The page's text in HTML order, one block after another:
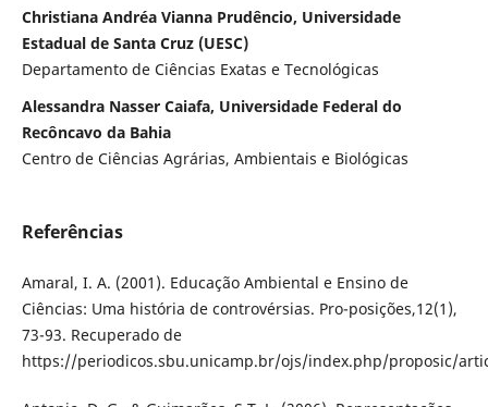
Christiana Andréa Vianna Prudêncio, Universidade
Estadual de Santa Cruz (UESC)
Departamento de Ciências Exatas e Tecnológicas
Alessandra Nasser Caiafa, Universidade Federal do
Recôncavo da Bahia
Centro de Ciências Agrárias, Ambientais e Biológicas
Referências
Amaral, I. A. (2001). Educação Ambiental e Ensino de
Ciências: Uma história de controvérsias. Pro-posições,12(1),
73-93. Recuperado de
https://periodicos.sbu.unicamp.br/ojs/index.php/proposic/